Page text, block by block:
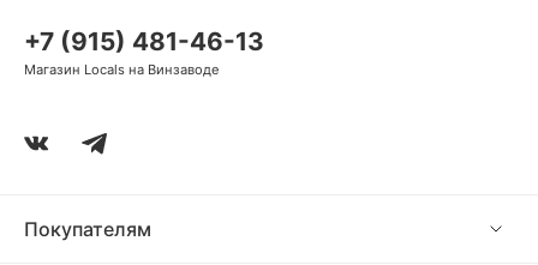
Покупателям
+7 (915) 481-46-13
Магазин Locals на Винзаводе